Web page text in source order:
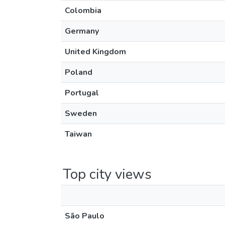
Colombia
Germany
United Kingdom
Poland
Portugal
Sweden
Taiwan
Top city views
São Paulo